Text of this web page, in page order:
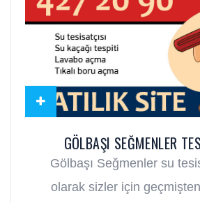
GÖLBAŞI SEĞMENLER
Gölbaşı Seğmenler su
olarak sizler için